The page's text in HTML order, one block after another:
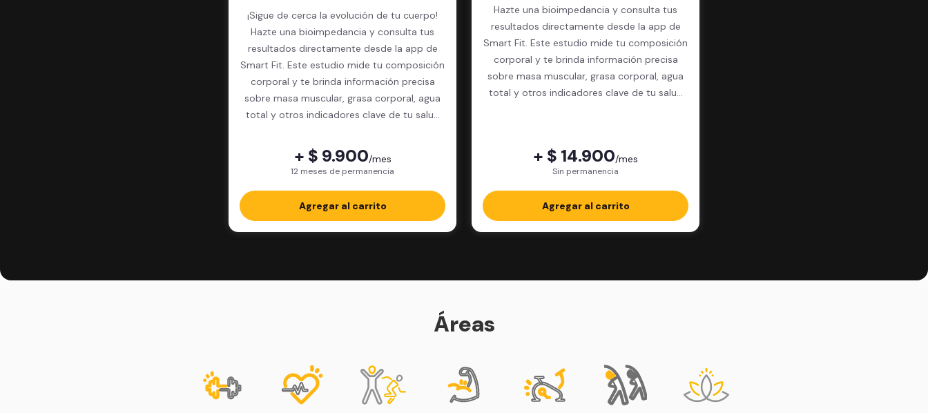
¡Sigue de cerca la evolución de tu cuerpo!
Hazte una bioimpedancia y consulta tus
resultados directamente desde la app de
Smart Fit. Este estudio mide tu composición
corporal y te brinda información precisa
sobre masa muscular, grasa corporal, agua
total y otros indicadores clave de tu salud
+ $ 9.900/mes
12 meses de permanencia
Agregar al carrito
Hazte una bioimpedancia y consulta tus
resultados directamente desde la app de
Smart Fit. Este estudio mide tu composición
corporal y te brinda información precisa
sobre masa muscular, grasa corporal, agua
total y otros indicadores clave de tu salud
+ $ 14.900/mes
Sin permanencia
Agregar al carrito
Áreas